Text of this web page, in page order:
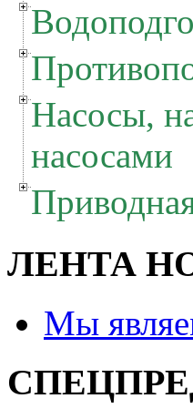
Насосы,
насосами
ЛЕНТА
Мы